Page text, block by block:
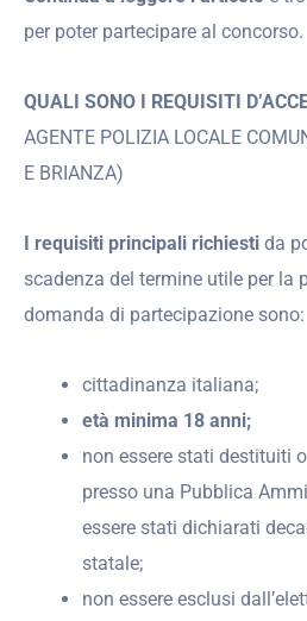
per poter partecipare al concorso.
QUALI SONO I REQUISITI
AGENTE POLIZIA LOCALE
E BRIANZA)
I requisiti principali richiesti da
scadenza del termine utile per la
domanda di partecipazione sono:
cittadinanza italiana;
età minima 18 anni;
non essere stati destituiti
presso una Pubblica
essere stati dichiarati
statale;
non essere esclusi